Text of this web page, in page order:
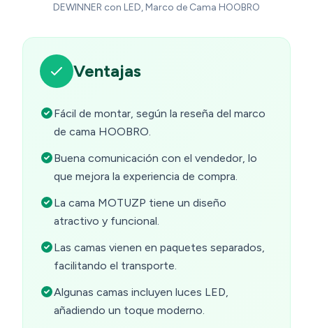
DEWINNER con LED, Marco de Cama HOOBRO
Ventajas
Fácil de montar, según la reseña del marco
de cama HOOBRO.
Buena comunicación con el vendedor, lo
que mejora la experiencia de compra.
La cama MOTUZP tiene un diseño
atractivo y funcional.
Las camas vienen en paquetes separados,
facilitando el transporte.
Algunas camas incluyen luces LED,
añadiendo un toque moderno.